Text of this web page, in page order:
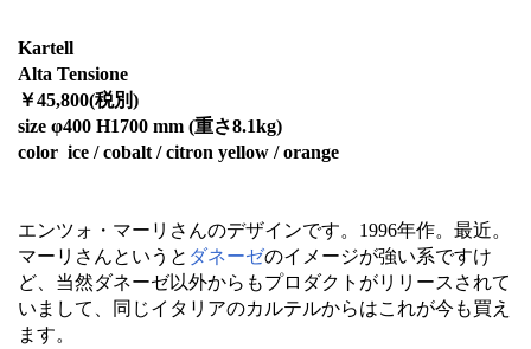
Kartell
Alta Tensione
￥45,800(税別)
size φ400 H1700 mm (重さ8.1kg)
color ice / cobalt / citron yellow / orange
エンツォ・マーリさんのデザインです。1996年作。最近。
マーリさんというと ダネーゼのイメージが強い系ですけ
ど、当然ダネーゼ以外からもプロダクトがリリースされて
いまして、同じイタリアのカルテルからはこれが今も買え
ます。